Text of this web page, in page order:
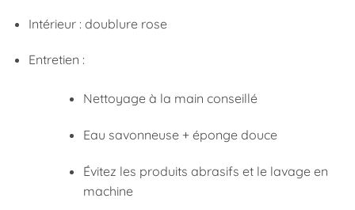
Intérieur : doublure rose
Entretien :
Nettoyage à la main conseillé
Eau savonneuse + éponge douce
Évitez les produits abrasifs et le lavage en
machine